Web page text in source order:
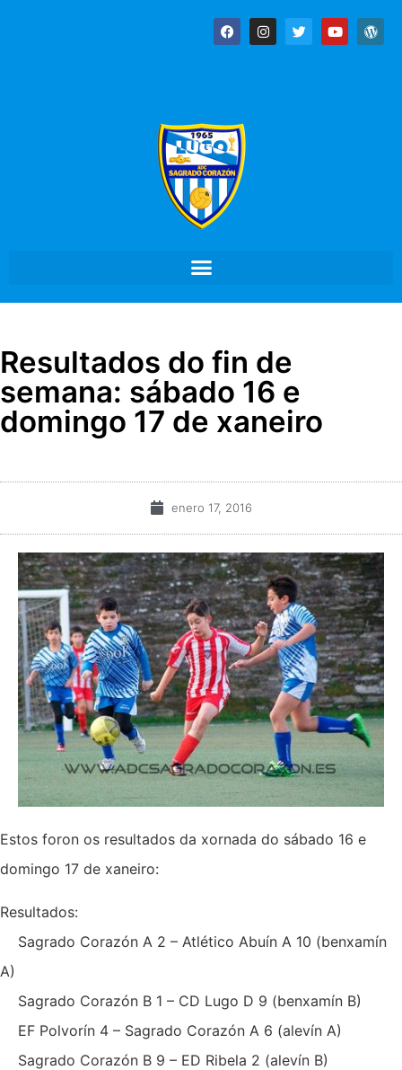
Resultados do fin de
semana: sábado 16 e
domingo 17 de xaneiro
enero 17, 2016
Estos foron os resultados da xornada do sábado 16 e
domingo 17 de xaneiro:
Resultados:
Sagrado Corazón A 2 – Atlético Abuín A 10 (benxamín
A)
Sagrado Corazón B 1 – CD Lugo D 9 (benxamín B)
EF Polvorín 4 – Sagrado Corazón A 6 (alevín A)
Sagrado Corazón B 9 – ED Ribela 2 (alevín B)